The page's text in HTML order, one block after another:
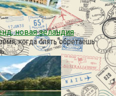
новая зеландия
когда опять обретаешь